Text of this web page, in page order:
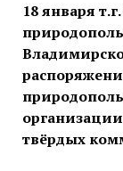
18 января
твёрдых